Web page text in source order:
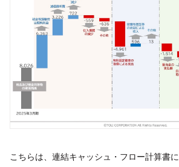
こちらは、連結キャッシュ・フロー計算書に